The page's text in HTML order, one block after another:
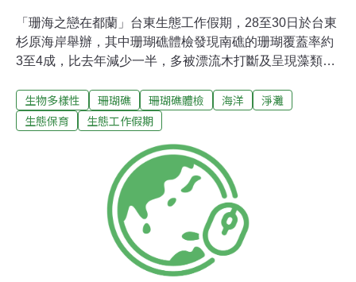
「珊海之戀在都蘭」台東生態工作假期，28至30日於台東
杉原海岸舉辦，其中珊瑚礁體檢發現南礁的珊瑚覆蓋率約
3至4成，比去年減少一半，多被漂流木打斷及呈現藻類覆
分類回收，也做海洋廢棄物監測紀錄，提供數據以瞭解海
岸所面臨的危機，以作後續改善之用。由台灣環境資訊協
動，29日在台東杉原海岸的南礁及中礁舉行，由中研院生
物多樣性研究中心的科學指導員帶領4名潛水志工進行底
質、無脊椎動物和指標性魚類調查。調查結果發現，中礁
的珊瑚礁多為泥沙覆蓋；南礁的覆蓋率則比去年減少一
半。但珊瑚礁總體檢科學指導員陳昭倫博士表示，雖然颱
風帶來的漂流木造成珊瑚礁斷裂，但對於生態系未必只有
負面影響，自然界的力量，可以適度重整生態系，且這些
生物多樣性 珊瑚礁 珊瑚礁體檢 海洋
淨灘
生態保育
生態工作假期